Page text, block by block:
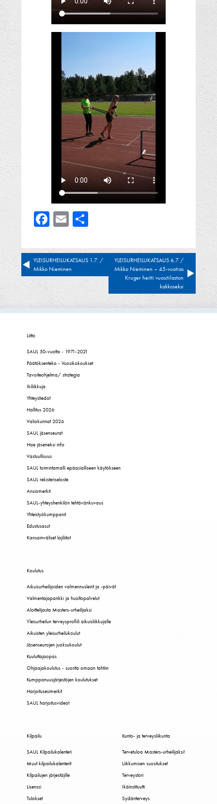
Facebook
Email
Artikkelien
selaus
YLEISURHEILUKATSAUS 1.7. /
Mikko Nieminen
YLEISURHEILUKATSAUS 6.7 /
Mikko Nieminen – 45-vuotias
Kruger heitti vuositilaston
kakkoseksi
Liitto
SAUL 50-vuotta - 1971-2021
Päätöksenteko - Vuosikokoukset
Tavoiteohjelma/ strategia
Ikiliikkuja
Yhteystiedot
Hallitus 2026
Valiokunnat 2026
SAUL jäsenseurat
Hae jäseneksi info
Vastuullisuus
SAUL toimintamalli epäasialliseen käytökseen
SAUL rekisteriseloste
Ansiomerkit
SAUL-yhteyshenkilön tehtävänkuvaus
Yhteistyökumppanit
Edustusasut
Kansainväliset lajiliitot
Koulutus
Aikuisurheilijoiden valmennusleirit ja -päivät
Valmentajapankki ja huoltopalvelut
Aloittelijasta Masters-urheilijaksi
Yleisurheilun terveysprofiili aikuisliikkujalle
Aikuisten yleisurheilukoulut
Jäsenseurojen juoksukoulut
Kuuluttajaopas
Ohjaajakoulutus - suorita omaan tahtiin
Kumppanuusjärjestöjen koulutukset
Harjoitusesimerkit
SAUL harjoitusvideot
Kilpailu
SAUL Kilpailukalenteri
Muut kilpailukalenterit
Kilpailujen järjestäjille
Lisenssi
Tulokset
Kunto- ja terveysliikunta
Tervetuloa Masters-urheilijaksi!
Liikkumisen suositukset
Terveystori
Ikäinstituutti
Sydänterveys